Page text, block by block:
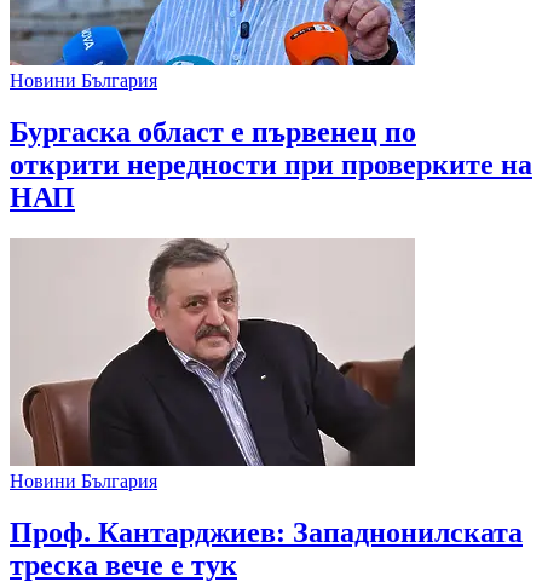
Новини България
Бургаска област е първенец по
открити нередности при проверките на
НАП
Новини България
Проф. Кантарджиев: Западнонилската
треска вече е тук